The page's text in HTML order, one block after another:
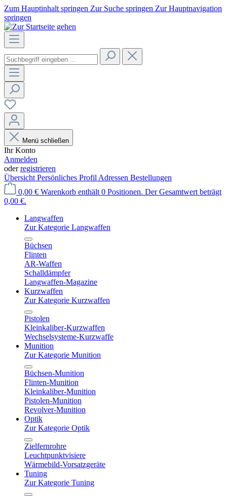
Zum Hauptinhalt springen Zur Suche springen Zur Hauptnavigation
springen
Menü schließen
Ihr Konto
Anmelden
oderregistrieren
Übersicht Persönliches Profil Adressen Bestellungen
0,00 € Warenkorb enthält 0 Positionen. Der Gesamtwert beträgt
0,00 €.
Langwaffen
Zur Kategorie Langwaffen
Büchsen
Flinten
AR-Waffen
Schalldämpfer
Langwaffen-Magazine
Kurzwaffen
Zur Kategorie Kurzwaffen
Pistolen
Kleinkaliber-Kurzwaffen
Wechselsysteme-Kurzwaffe
Munition
Zur Kategorie Munition
Büchsen-Munition
Flinten-Munition
Kleinkaliber-Munition
Pistolen-Munition
Revolver-Munition
Optik
Zur Kategorie Optik
Zielfernrohre
Leuchtpunktvisiere
Wärmebild-Vorsatzgeräte
Tuning
Zur Kategorie Tuning